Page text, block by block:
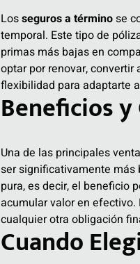
Losseguros a términose
temporal. Este tipo de
primas más bajas en
optar por renovar,
flexibilidad para adaptarte
Beneficios
Una de las principales
ser significativamente más
pura, es decir, el beneficio
acumular valor en
cualquier otra obligación
Cuando